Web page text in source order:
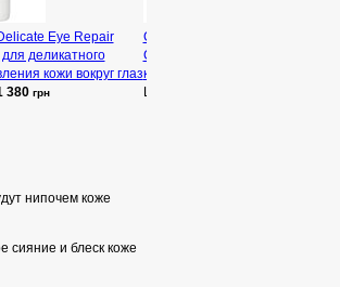
Eye Repair
деликатного
кожи вокруг глаз
380 грн
Christina Muse Restoring Eye
Cream Восстанавливающий
крем для кожи вокруг глаз
Цена: от
нипочем коже
сияние и блеск коже